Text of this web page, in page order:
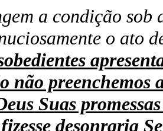
a condição sob
o ato
não preenchemos
Suas
desonraria